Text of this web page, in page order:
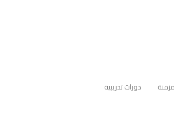
دورات تدريبية